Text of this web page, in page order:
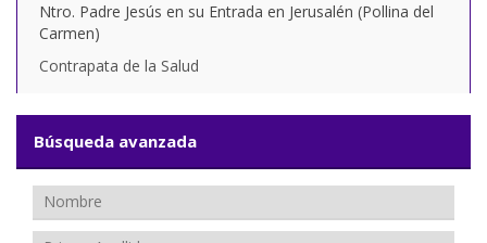
Ntro. Padre Jesús en su Entrada en Jerusalén (Pollina del
Carmen)
Contrapata de la Salud
Búsqueda avanzada